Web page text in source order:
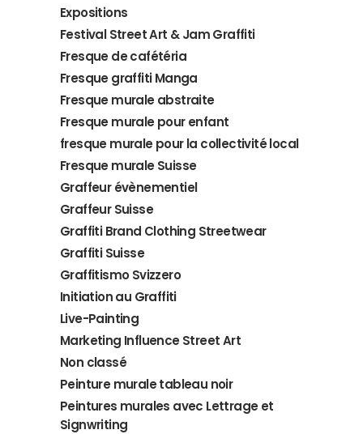
Expositions
Festival Street Art & Jam Graffiti
Fresque de cafétéria
Fresque graffiti Manga
Fresque murale abstraite
Fresque murale pour enfant
fresque murale pour la collectivité local
Fresque murale Suisse
Graffeur évènementiel
Graffeur Suisse
Graffiti Brand Clothing Streetwear
Graffiti Suisse
Graffitismo Svizzero
Initiation au Graffiti
Live-Painting
Marketing Influence Street Art
Non classé
Peinture murale tableau noir
Peintures murales avec Lettrage et
Signwriting